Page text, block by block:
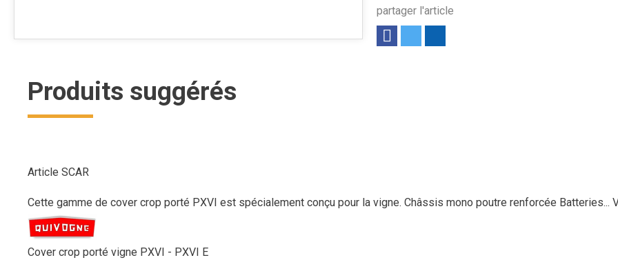
partager l'article
Produits suggérés
Article SCAR
Cette gamme de cover crop porté PXVI est spécialement conçu pour la vigne. Châssis mono poutre renforcée Batteries...
Cover crop porté vigne PXVI - PXVI E